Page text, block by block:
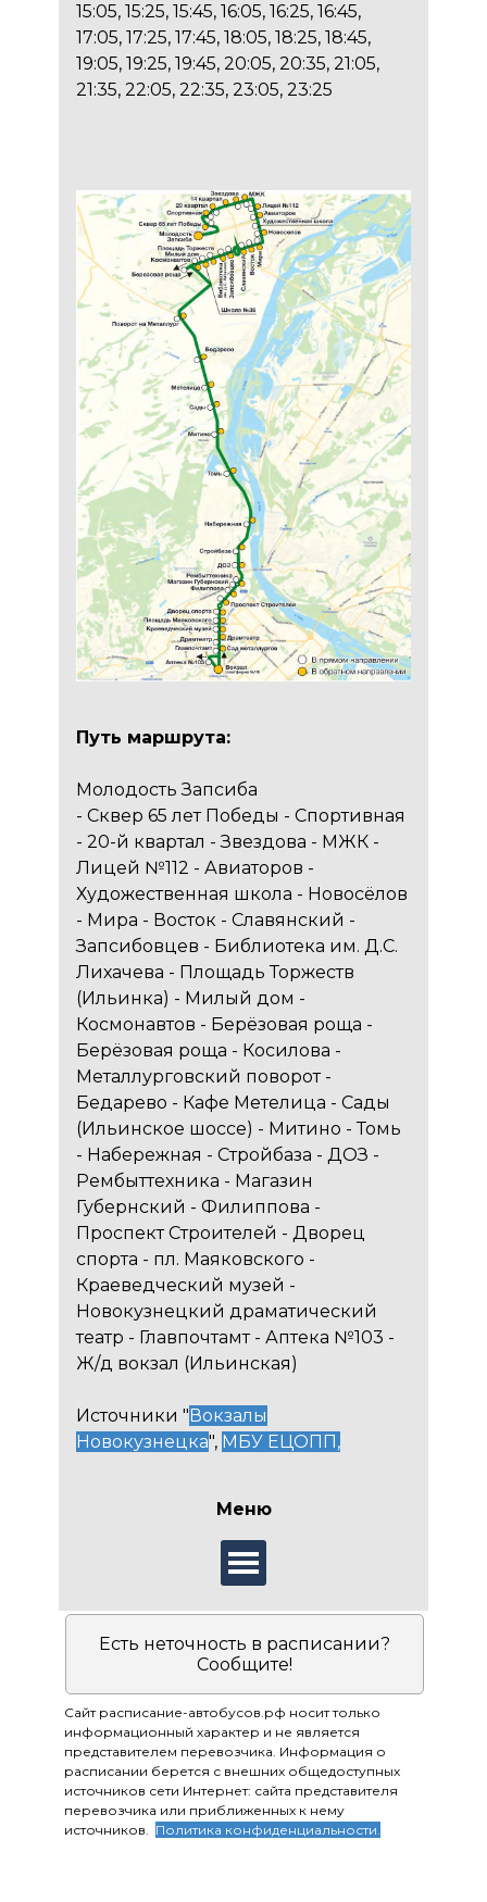
15:05, 15:25, 15:45, 16:05, 16:25, 16:45,
17:05, 17:25, 17:45, 18:05, 18:25, 18:45,
19:05, 19:25, 19:45, 20:05, 20:35, 21:05,
21:35, 22:05, 22:35, 23:05, 23:25
Путь маршрута:
Молодость Запсиба
- Сквер 65 лет Победы - Спортивная
- 20-й квартал - Звездова - МЖК -
Лицей №112 - Авиаторов -
Художественная школа - Новосёлов
- Мира - Восток - Славянский -
Запсибовцев - Библиотека им. Д.С.
Лихачева - Площадь Торжеств
(Ильинка) - Милый дом -
Космонавтов - Берёзовая роща -
Берёзовая роща - Косилова -
Металлурговский поворот -
Бедарево - Кафе Метелица - Сады
(Ильинское шоссе) - Митино - Томь
- Набережная - Стройбаза - ДОЗ -
Рембыттехника - Магазин
Губернский - Филиппова -
Проспект Строителей - Дворец
спорта - пл. Маяковского -
Краеведческий музей -
Новокузнецкий драматический
театр - Главпочтамт - Аптека №103 -
Ж/д вокзал (Ильинская)
Источники "Вокзалы
Новокузнецка", МБУ ЕЦОПП,
Меню
Есть неточность в расписании?
Сообщите!
Сайт расписание-автобусов.рф носит только
информационный характер и не является
представителем перевозчика. Информация о
расписании берется с внешних общедоступных
источников сети Интернет: сайта представителя
перевозчика или приближенных к нему
источников. Политика конфиденциальности.